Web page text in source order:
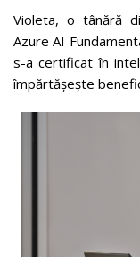
Violeta, o tânără
Azure AI
s-a certificat în
împărtășește